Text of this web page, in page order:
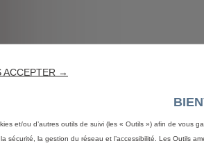
ACCEPTER →
et/ou d’autres outils de suivi (les « Outils ») afin de vous
sécurité, la gestion du réseau et l’accessibilité. Les Outils